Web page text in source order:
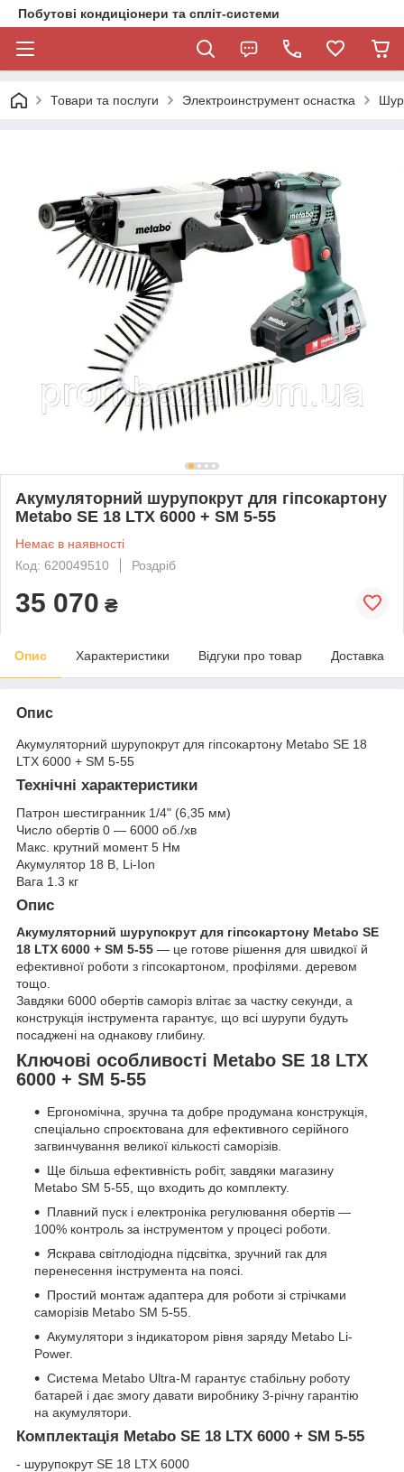
Побутові кондиціонери та спліт-системи
Товари та послуги Электроинструмент оснастка
Акумуляторний шурупокрут для гіпсокартону
Metabo SE 18 LTX 6000 + SM 5-55
Немає в наявності
Код: 620049510
Роздріб
35 070 ₴
Опис Характеристики Відгуки про товар Доставка
Опис
Акумуляторний шурупокрут для гіпсокартону Metabo SE 18
LTX 6000 + SM 5-55
Технічні характеристики
Патрон шестигранник 1/4" (6,35 мм)
Число обертів 0 — 6000 об./хв
Макс. крутний момент 5 Нм
Акумулятор 18 В, Li-Ion
Вага 1.3 кг
Опис
Акумуляторний шурупокрут для гіпсокартону Metabo SE
18 LTX 6000 + SM 5-55 — це готове рішення для швидкої й
ефективної роботи з гіпсокартоном, профілями. деревом
тощо.
Завдяки 6000 обертів саморіз влітає за частку секунди, а
конструкція інструмента гарантує, що всі шурупи будуть
посаджені на однакову глибину.
Ключові особливості Metabo SE 18 LTX
6000 + SM 5-55
Ергономічна, зручна та добре продумана конструкція,
спеціально спроєктована для ефективного серійного
загвинчування великої кількості саморізів.
Ще більша ефективність робіт, завдяки магазину
Metabo SM 5-55, що входить до комплекту.
Плавний пуск і електроніка регулювання обертів —
100% контроль за інструментом у процесі роботи.
Яскрава світлодіодна підсвітка, зручний гак для
перенесення інструмента на поясі.
Простий монтаж адаптера для роботи зі стрічками
саморізів Metabo SM 5-55.
Акумулятори з індикатором рівня заряду Metabo Li-
Power.
Система Metabo Ultra-M гарантує стабільну роботу
батарей і дає змогу давати виробнику 3-річну гарантію
на акумулятори.
Комплектація Metabo SE 18 LTX 6000 + SM 5-55
- шурупокрут SE 18 LTX 6000